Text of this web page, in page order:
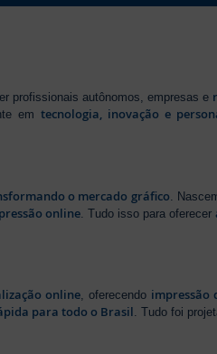
profissionais autônomos, empresas e
em tecnologia, inovação e
o mercado gráfico .
online. Tudo isso para oferecer
online, oferecendo impressão
para todo o Brasil. Tudo foi